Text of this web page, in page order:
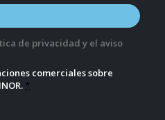
de privacidad y el aviso
comerciales sobre
*